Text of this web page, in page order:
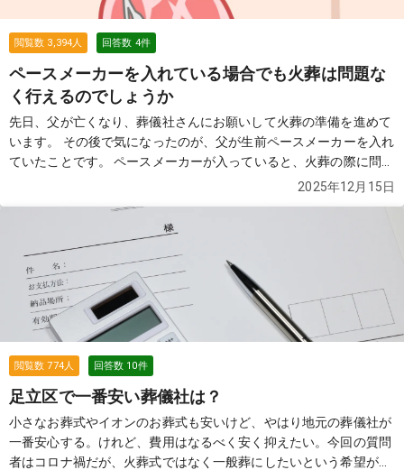
相場や、 実際に利用して良かった葬儀社があれば教えていただきた
いです。 皆さまのおすすめをぜひ伺いたいです。
閲覧数 3,394人 回答数 4件
ペースメーカーを入れている場合でも火葬は問題な
く行えるのでしょうか
先日、父が亡くなり、葬儀社さんにお願いして火葬の準備を進めて
います。 その後で気になったのが、父が生前ペースメーカーを入れ
ていたことです。 ペースメーカーが入っていると、火葬の際に問題
があるとか、事前に特別な処置が必要だという話を聞いたことがあ
ろ、ペースメーカーを入れている場合でも、火葬はそのまま行える
ものなのでしょうか。 何か家族側で事前に伝えておくべきことや、
注意点があれば教えてください。
続きを見る
2025年12月15日
閲覧数774人 回答数 10件
足立区で一番安い葬儀社は？
小さなお葬式やイオンのお葬式も安いけど、やはり地元の葬儀社が
一番安心する。けれど、費用はなるべく安く抑えたい。今回の質問
者はコロナ禍だが、火葬式ではなく一般葬にしたいという希望があ